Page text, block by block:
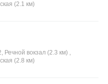
(2.1 км)
Речной вокзал (2.3 км) ,
(2.8 км)